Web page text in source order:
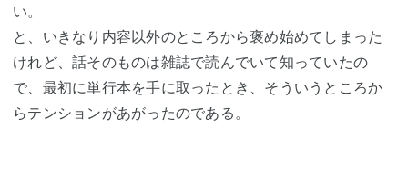
い。
と、いきなり内容以外のところから褒め始めてしまった
けれど、話そのものは雑誌で読んでいて知っていたの
で、最初に単行本を手に取ったとき、そういうところか
らテンションがあがったのである。